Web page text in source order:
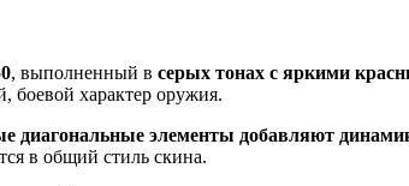
, выполненный в серых тонах с яркими
боевой характер оружия.
диагональные элементы добавляют
в общий стиль скина.